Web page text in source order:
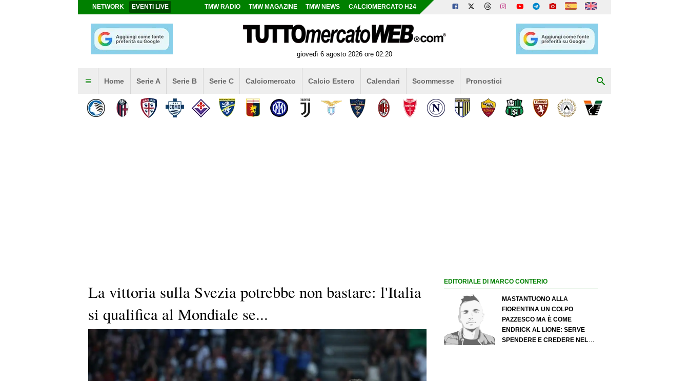
NETWORK EVENTI LIVE TMW RADIO TMW MAGAZINE TMW NEWS CALCIOMERCATO H24
giovedì 6 agosto 2026 ore 02:20
Home Serie A Serie B Serie C Calciomercato Calcio Estero Calendari Scommesse Pronostici
La vittoria sulla Svezia potrebbe non bastare: l'Italia
si qualifica al Mondiale se...
EDITORIALE DI MARCO CONTERIO
MASTANTUONO ALLA
FIORENTINA UN COLPO
PAZZESCO MA È COME
ENDRICK AL LIONE: SERVE
SPENDERE E CREDERE NELLO